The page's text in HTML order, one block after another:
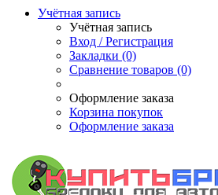
Учётная запись
Учётная запись
Вход / Регистрация
Закладки (0)
Сравнение товаров (0)
Оформление заказа
Корзина покупок
Оформление заказа